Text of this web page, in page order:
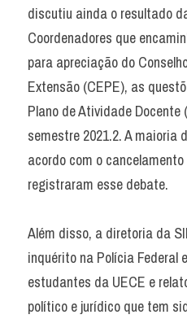
discutiu ainda o resultado
Coordenadores que
para apreciação do
Extensão (CEPE), as
Plano de Atividade Docente
semestre 2021.2. A maioria
acordo com o
registraram esse debate.
Além disso, a diretoria da
inquérito na Polícia Federal
estudantes da UECE e
político e jurídico que tem